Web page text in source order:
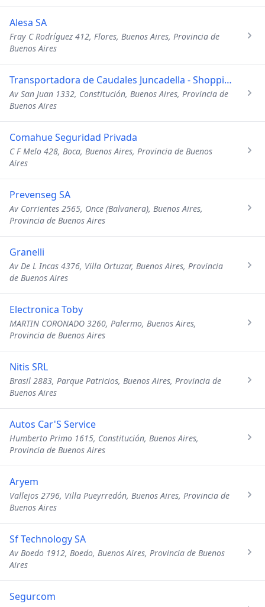
Alesa SA
Fray C Rodríguez 412, Flores, Buenos Aires, Provincia de
Buenos Aires
Transportadora de Caudales Juncadella - Shoppings
Av San Juan 1332, Constitución, Buenos Aires, Provincia de
Buenos Aires
Comahue Seguridad Privada
C F Melo 428, Boca, Buenos Aires, Provincia de Buenos
Aires
Prevenseg SA
Av Corrientes 2565, Once (Balvanera), Buenos Aires,
Provincia de Buenos Aires
Granelli
Av De L Incas 4376, Villa Ortuzar, Buenos Aires, Provincia
de Buenos Aires
Electronica Toby
MARTIN CORONADO 3260, Palermo, Buenos Aires,
Provincia de Buenos Aires
Nitis SRL
Brasil 2883, Parque Patricios, Buenos Aires, Provincia de
Buenos Aires
Autos Car'S Service
Humberto Primo 1615, Constitución, Buenos Aires,
Provincia de Buenos Aires
Aryem
Vallejos 2796, Villa Pueyrredón, Buenos Aires, Provincia de
Buenos Aires
Sf Technology SA
Av Boedo 1912, Boedo, Buenos Aires, Provincia de Buenos
Aires
Segurcom